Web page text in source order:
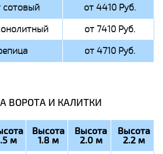
сотовый
от 4410 Руб.
от 7410 Руб.
от 4710 Руб.
ВОРОТА И КАЛИТКИ
м
Высота
1.8 м
Высота
2.0 м
Высота
2.2 м